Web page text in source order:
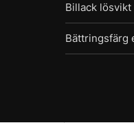
Billack lösvikt
Bättringsfärg